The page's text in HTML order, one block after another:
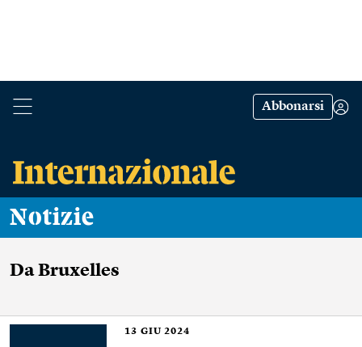
Abbonarsi
Notizie
Da Bruxelles
13 GIU 2024